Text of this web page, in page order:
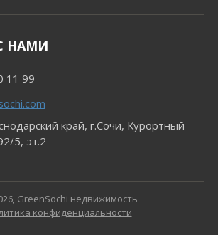
НАМИ
11 99
край, г.Сочи, Курортный
5, эт.2
GreenSochi недвижимость
конфиденциальности